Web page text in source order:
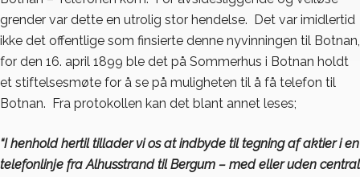
grender var dette en utrolig stor hendelse. Det var imidlertid
ikke det offentlige som finsierte denne nyvinningen til Botnan,
for den 16. april 1899 ble det på Sommerhus i Botnan holdt
et stiftelsesmøte for å se på muligheten til å få telefon til
Botnan. Fra protokollen kan det blant annet leses;
“I henhold hertil tillader vi os at indbyde til tegning af aktier i en
telefonlinje fra Alhusstrand til Bergum – med eller uden central